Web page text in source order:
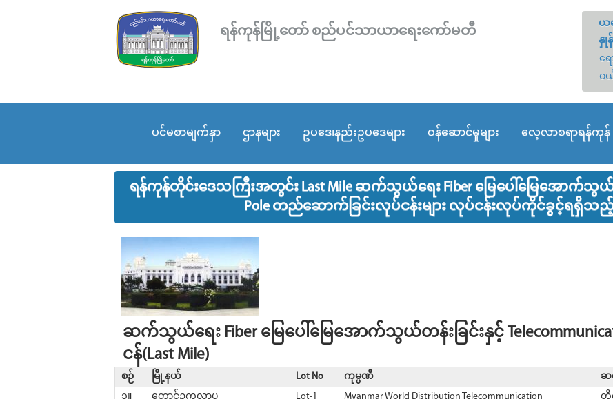
ရန်ကုန်မြို့တော် စည်ပင်သာယာရေးကော်မတီ
ယ
နှုန်
ရေ
ဝယ်
ပင်မစာမျက်နှာ ဌာနများ ဥပဒေ၊နည်းဥပဒေများ ဝန်ဆောင်မှုများ လေ့လာစရာရန်ကုန်
ရန်ကုန်တိုင်းဒေသကြီးအတွင်း Last Mile ဆက်သွယ်ရေး Fiber မြေပေါ်မြေအောက်သွယ်တန်
Pole တည်ဆောက်ခြင်းလုပ်ငန်းများ လုပ်ငန်းလုပ်ကိုင်ခွင့်ရရှိသည့်
ဆက်သွယ်ရေး Fiber မြေပေါ်မြေအောက်သွယ်တန်းခြင်းနှင့်
ငန်(Last Mile)
စဉ် မြို့နယ် Lot No ကုမ္ပဏီ
ဆ
၁။
တောင်ဥက္ကလာပ
Lot-1
Myanmar World Distribution Telecommunication
တို